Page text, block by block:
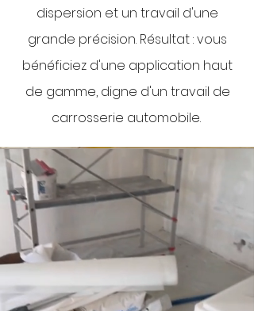
dispersion et un travail d'une
grande précision. Résultat : vous
bénéficiez d'une application haut
de gamme, digne d'un travail de
carrosserie automobile.